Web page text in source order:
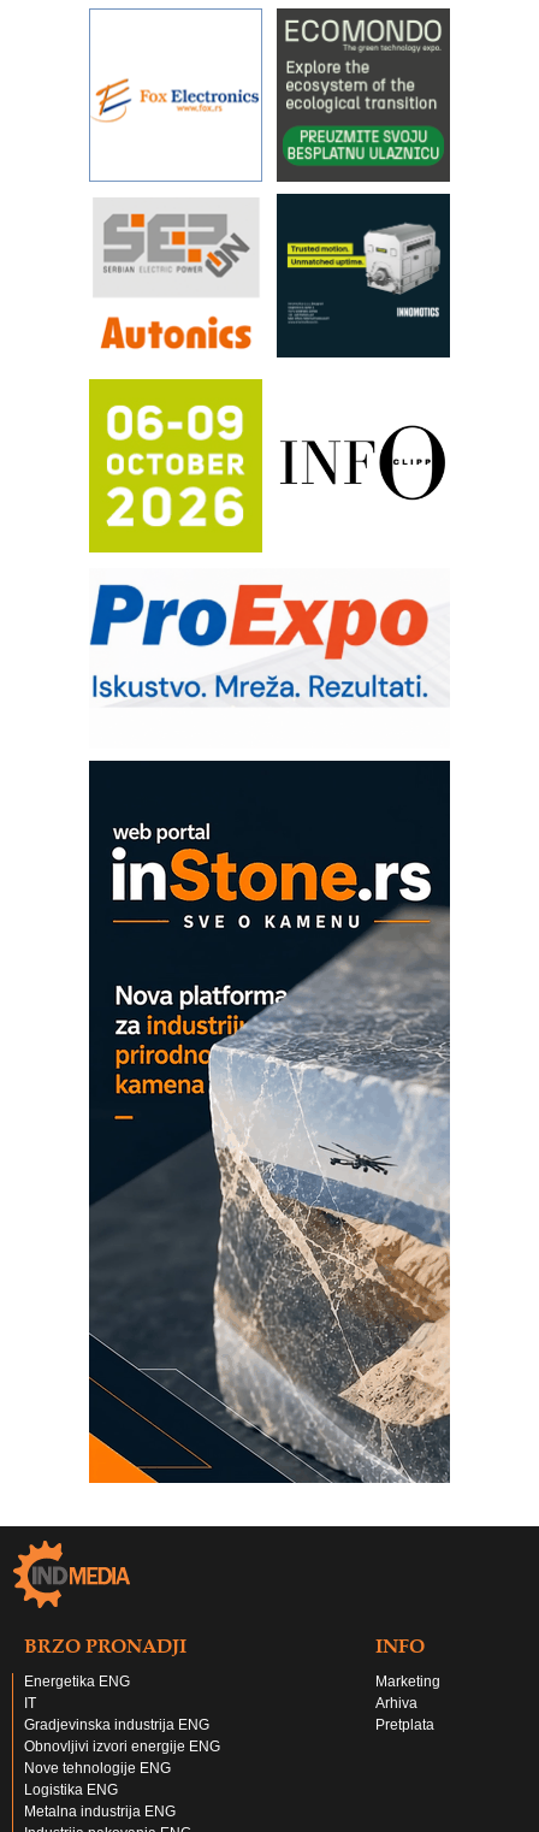
BRZO PRONADJI
Energetika ENG
IT
Gradjevinska industrija ENG
Obnovljivi izvori energije ENG
Nove tehnologije ENG
Logistika ENG
Metalna industrija ENG
INFO
Marketing
Arhiva
Pretplata